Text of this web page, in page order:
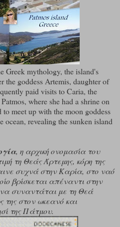
Greek mythology, the island's
the goddess Artemis, daughter of
paid visits to Caria, the
where she had a shrine on
meet up with the moon goddess
ocean, revealing the sunken island
, η αρχική ονομασία του
τη Θεάς Άρτεμης, κόρη της
συχνά στην Καρία, στο ναό
βρίσκεται απέναντι στην
να συναντάται με τη Θεά
της στον ωκεανό και
της Πάτμου.